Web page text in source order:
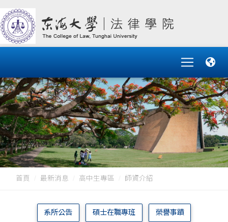
首頁 最新消息 高中生專區 師資介紹
系所公告 碩士在職專班 榮譽事蹟